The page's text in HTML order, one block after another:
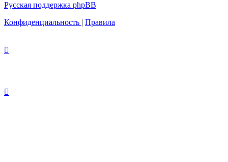
Русская поддержка phpBB
Конфиденциальность | Правила